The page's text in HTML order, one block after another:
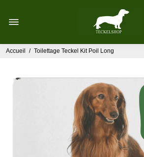
Accueil / Toilettage Teckel Kit Poil Long